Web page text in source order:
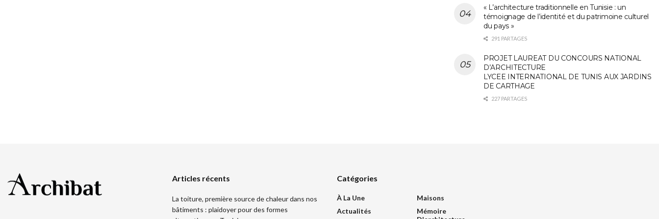
« L’architecture traditionnelle en Tunisie : un
témoignage de l’identité et du patrimoine culturel
du pays »
291 PARTAGES
PROJET LAUREAT DU CONCOURS NATIONAL
D’ARCHITECTURE
LYCEE INTERNATIONAL DE TUNIS AUX JARDINS
DE CARTHAGE
227 PARTAGES
Articles récents
La toiture, première source de chaleur dans nos
bâtiments : plaidoyer pour des formes
Catégories
À La Une
Actualités
Maisons
Mémoire